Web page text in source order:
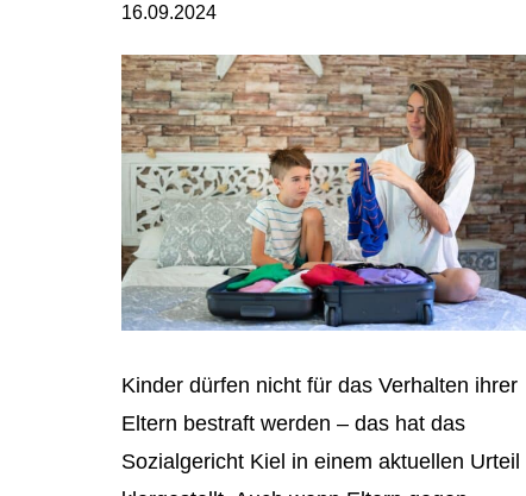
16.09.2024
Kinder dürfen nicht für das Verhalten ihrer
Eltern bestraft werden – das hat das
Sozialgericht Kiel in einem aktuellen Urteil